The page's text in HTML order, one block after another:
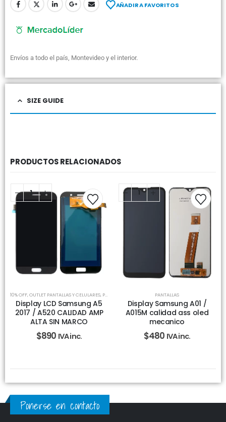
AÑADIR A FAVORITOS
Envíos a todo el país, Montevideo y el interior.
SIZE GUIDE
PRODUCTOS RELACIONADOS
10% OFF,OUTLET PANTALLAS Y CELULARES, PANTALLAS
Display LCD Samsung A5
2017 / A520 CALIDAD AMP
ALTA SIN MARCO
$890 IVA inc.
PANTALLAS
Display Samsung A01 /
A015M calidad ass oled
mecanico
$480 IVA inc.
Ponerse en contacto